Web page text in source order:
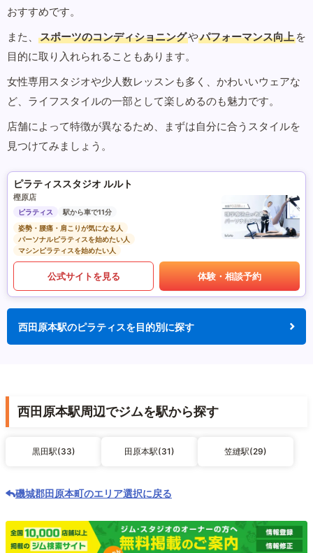
おすすめです。
また、
スポーツのコンディショニングやパフォーマンス向上 を
目的に取り入れられることもあります。
女性専用スタジオや少人数レッスンも多く、かわいいウェアな
ど、ライフスタイルの一部として楽しめるのも魅力です。
店舗によって特徴が異なるため、まずは自分に合うスタイルを
見つけてみましょう。
ピラティススタジオ ルルト
樫原店
ピラティス
駅から車で11分
姿勢・腰痛・肩こりが気になる人
パーソナルピラティスを始めたい人
マシンピラティスを始めたい人
公式サイトを見る 体験・相談予約
西田原本駅のピラティスを目的別に探す
西田原本駅周辺でジムを駅から探す
黒田駅(33) 田原本駅(31) 笠縫駅(29)
磯城郡田原本町のエリア選択に戻る